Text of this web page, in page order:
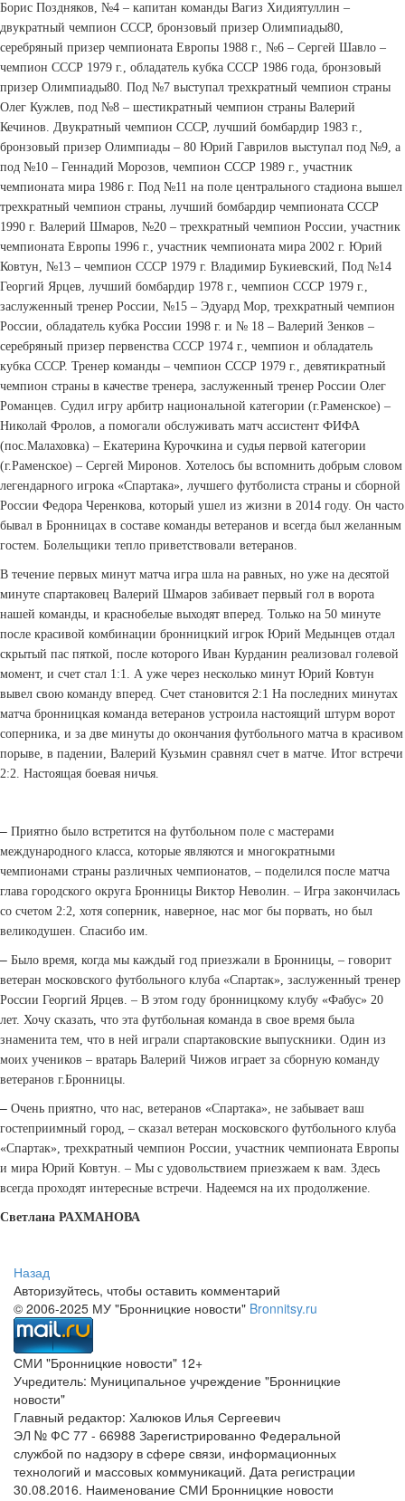
Борис Поздняков, №4 – капитан команды Вагиз Хидиятуллин –
двукратный чемпион СССР, бронзовый призер Олимпиады­80,
серебряный призер чемпионата Европы 1988 г., №6 – Сергей Шавло –
чемпион СССР 1979 г., обладатель кубка СССР 1986 года, бронзовый
призер Олимпиады­80. Под №7 выступал трехкратный чемпион страны
Олег Кужлев, под №8 – шестикратный чемпион страны Валерий
Кечинов. Двукратный чемпион СССР, лучший бомбардир 1983 г.,
бронзовый призер Олимпиады – 80 Юрий Гаврилов выступал под №9, а
под №10 – Геннадий Морозов, чемпион СССР 1989 г., участник
чемпионата мира 1986 г. Под №11 на поле центрального стадиона вышел
трехкратный чемпион страны, лучший бомбардир чемпионата СССР
1990 г. Валерий Шмаров, №20 – трехкратный чемпион России, участник
чемпионата Европы 1996 г., участник чемпионата мира 2002 г. Юрий
Ковтун, №13 – чемпион СССР 1979 г. Владимир Букиевский, Под №14
Георгий Ярцев, лучший бомбардир 1978 г., чемпион СССР 1979 г.,
заслуженный тренер России, №15 – Эдуард Мор, трехкратный чемпион
России, обладатель кубка России 1998 г. и № 18 – Валерий Зенков –
серебряный призер первенства СССР 1974 г., чемпион и обладатель
кубка СССР. Тренер команды – чемпион СССР 1979 г., девятикратный
чемпион страны в качестве тренера, заслуженный тренер России Олег
Романцев. Судил игру арбитр национальной категории (г.Раменское) –
Николай Фролов, а помогали обслуживать матч ассистент ФИФА
(пос.Малаховка) – Екатерина Курочкина и судья первой категории
(г.Раменское) – Сергей Миронов. Хотелось бы вспомнить добрым словом
легендарного игрока «Спартака», лучшего футболиста страны и сборной
России Федора Черенкова, который ушел из жизни в 2014 году. Он часто
бывал в Бронницах в составе команды ветеранов и всегда был желанным
гостем. Болельщики тепло приветствовали ветеранов.
В течение первых минут матча игра шла на равных, но уже на десятой
минуте спартаковец Валерий Шмаров забивает первый гол в ворота
нашей команды, и красно­белые выходят вперед. Только на 50 минуте
после красивой комбинации бронницкий игрок Юрий Медынцев отдал
скрытый пас пяткой, после которого Иван Курданин реализовал голевой
момент, и счет стал 1:1. А уже через несколько минут Юрий Ковтун
вывел свою команду вперед. Счет становится 2:1 На последних минутах
матча бронницкая команда ветеранов устроила настоящий штурм ворот
соперника, и за две минуты до окончания футбольного матча в красивом
порыве, в падении, Валерий Кузьмин сравнял счет в матче. Итог встречи
2:2. Настоящая боевая ничья.
– Приятно было встретится на футбольном поле с мастерами
международного класса, которые являются и многократными
чемпионами страны различных чемпионатов, – поделился после матча
глава городского округа Бронницы Виктор Неволин. – Игра закончилась
со счетом 2:2, хотя соперник, наверное, нас мог бы порвать, но был
великодушен. Спасибо им.
– Было время, когда мы каждый год приезжали в Бронницы, – говорит
ветеран московского футбольного клуба «Спартак», заслуженный тренер
России Георгий Ярцев. – В этом году бронницкому клубу «Фабус» 20
лет. Хочу сказать, что эта футбольная команда в свое время была
знаменита тем, что в ней играли спартаковские выпускники. Один из
моих учеников – вратарь Валерий Чижов играет за сборную команду
ветеранов г.Бронницы.
– Очень приятно, что нас, ветеранов «Спартака», не забывает ваш
гостеприимный город, – сказал ветеран московского футбольного клуба
«Спартак», трехкратный чемпион России, участник чемпионата Европы
и мира Юрий Ковтун. – Мы с удовольствием приезжаем к вам. Здесь
всегда проходят интересные встречи. Надеемся на их продолжение.
Светлана РАХМАНОВА
Назад
Авторизуйтесь, чтобы оставить комментарий
© 2006-2025 МУ "Бронницкие новости" Bronnitsy.ru
СМИ "Бронницкие новости" 12+
Учредитель: Муниципальное учреждение "Бронницкие
новости"
Главный редактор: Халюков Илья Сергеевич
ЭЛ № ФС 77 - 66988 Зарегистрированно Федеральной
службой по надзору в сфере связи, информационных
технологий и массовых коммуникаций. Дата регистрации
30.08.2016. Наименование СМИ Бронницкие новости